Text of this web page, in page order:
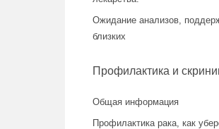
Ожидание анализов,
близких
Профилактика и
Общая информация
Профилактика рака, как